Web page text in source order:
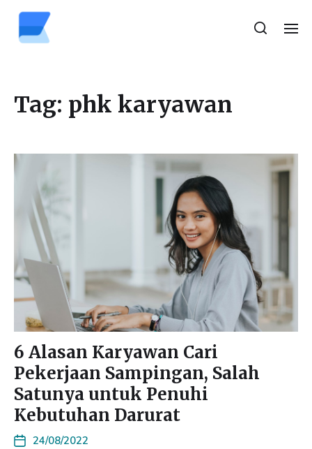
Tag: phk karyawan
6 Alasan Karyawan Cari
Pekerjaan Sampingan, Salah
Satunya untuk Penuhi
Kebutuhan Darurat
24/08/2022